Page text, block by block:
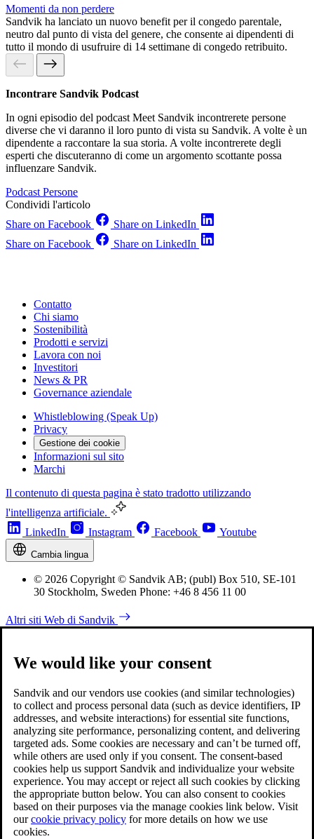
Momenti da non perdere
Sandvik ha lanciato un nuovo benefit per il congedo parentale,
neutro dal punto di vista del genere, che consente ai dipendenti di
tutto il mondo di usufruire di 14 settimane di congedo retribuito.
Incontrare Sandvik Podcast
In ogni episodio del podcast Meet Sandvik incontrerete persone
diverse che vi daranno il loro punto di vista su Sandvik. A volte è un
dipendente a raccontare la sua storia. A volte incontrerete degli
esperti che discuteranno di come un argomento scottante possa
influenzare Sandvik.
Podcast Persone
Condividi l'articolo
Share on Facebook
Share on LinkedIn
Share on Facebook
Share on LinkedIn
Contatto
Chi siamo
Sostenibilità
Prodotti e servizi
Lavora con noi
Investitori
News & PR
Governance aziendale
Whistleblowing (Speak Up)
Privacy
Gestione dei cookie
Informazioni sul sito
Marchi
Il contenuto di questa pagina è stato tradotto utilizzando
l'intelligenza artificiale.
LinkedIn
Instagram Facebook Youtube
Cambia lingua
© 2026 Copyright © Sandvik AB; (publ) Box 510, SE-101
30 Stockholm, Sweden Phone: +46 8 456 11 00
Altri siti Web di Sandvik
We would like your consent
Sandvik and our vendors use cookies (and similar technologies)
to collect and process personal data (such as device identifiers, IP
addresses, and website interactions) for essential site functions,
analyzing site performance, personalizing content, and delivering
targeted ads. Some cookies are necessary and can’t be turned off,
while others are used only if you consent. The consent-based
cookies help us support Sandvik and individualize your website
experience. You may accept or reject all such cookies by clicking
the appropriate button below. You can also consent to cookies
based on their purposes via the manage cookies link below. Visit
ourcookie privacy policy for more details on how we use
cookies.